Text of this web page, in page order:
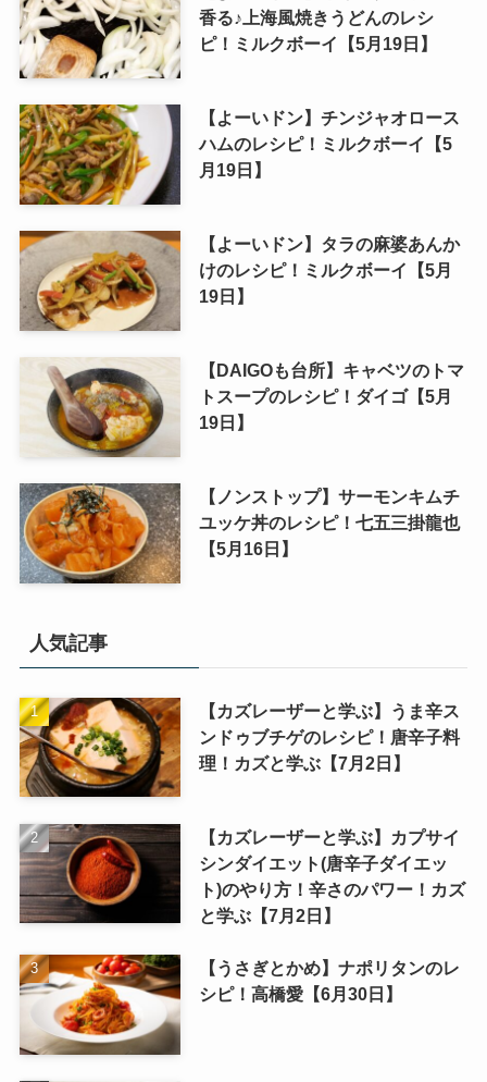
香る♪上海風焼きうどんのレシ
ピ！ミルクボーイ【5月19日】
【よーいドン】チンジャオロース
ハムのレシピ！ミルクボーイ【5
月19日】
【よーいドン】タラの麻婆あんか
けのレシピ！ミルクボーイ【5月
19日】
【DAIGOも台所】キャベツのトマ
トスープのレシピ！ダイゴ【5月
19日】
【ノンストップ】サーモンキムチ
ユッケ丼のレシピ！七五三掛龍也
【5月16日】
人気記事
【カズレーザーと学ぶ】うま辛ス
ンドゥブチゲのレシピ！唐辛子料
理！カズと学ぶ【7月2日】
【カズレーザーと学ぶ】カプサイ
シンダイエット(唐辛子ダイエッ
ト)のやり方！辛さのパワー！カズ
と学ぶ【7月2日】
【うさぎとかめ】ナポリタンのレ
シピ！高橋愛【6月30日】